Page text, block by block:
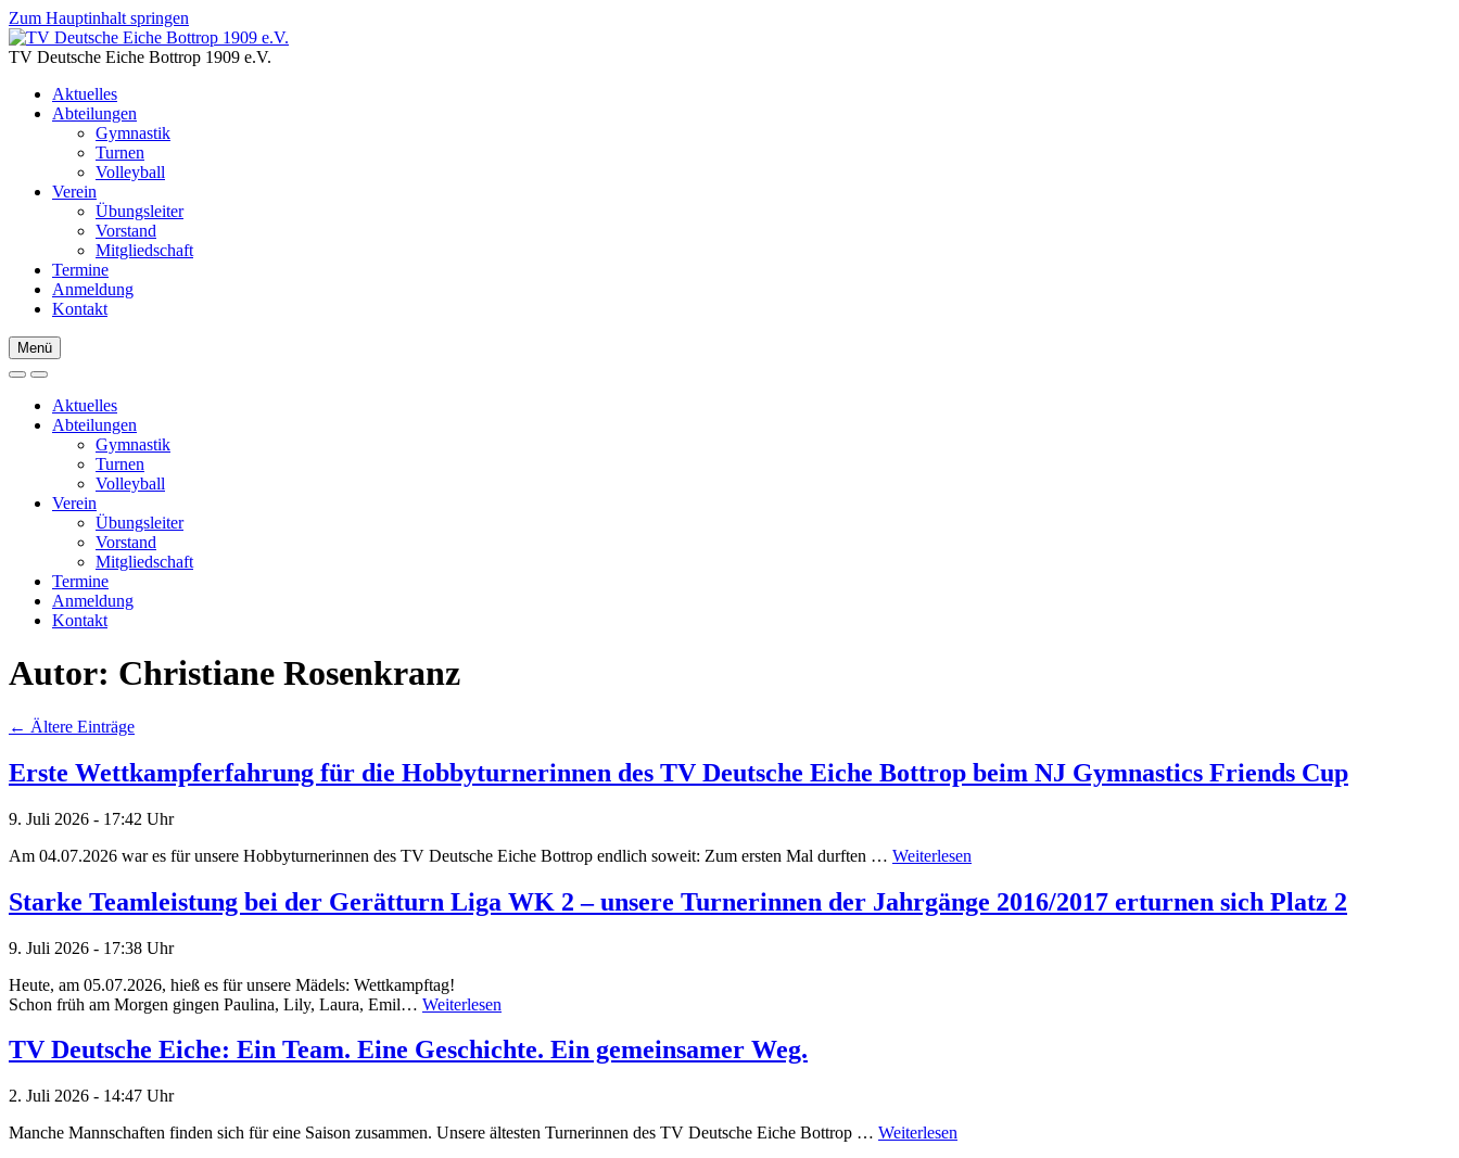
Zum Hauptinhalt springen
TV Deutsche Eiche Bottrop 1909 e.V.
Aktuelles
Abteilungen
Gymnastik
Turnen
Volleyball
Verein
Übungsleiter
Vorstand
Mitgliedschaft
Termine
Anmeldung
Kontakt
Menü
Aktuelles
Abteilungen
Gymnastik
Turnen
Volleyball
Verein
Übungsleiter
Vorstand
Mitgliedschaft
Termine
Anmeldung
Kontakt
Autor: Christiane Rosenkranz
← Ältere Einträge
Erste Wettkampferfahrung für die Hobbyturnerinnen des TV Deutsche Eiche Bottrop beim NJ Gymnastics Friends Cup
9. Juli 2026 - 17:42 Uhr
Am 04.07.2026 war es für unsere Hobbyturnerinnen des TV Deutsche Eiche Bottrop endlich soweit: Zum ersten Mal durften … Weiterlesen
Starke Teamleistung bei der Gerätturn Liga WK 2 – unsere Turnerinnen der Jahrgänge 2016/2017 erturnen sich Platz 2
9. Juli 2026 - 17:38 Uhr
Heute, am 05.07.2026, hieß es für unsere Mädels: Wettkampftag!
Schon früh am Morgen gingen Paulina, Lily, Laura, Emil… Weiterlesen
TV Deutsche Eiche: Ein Team. Eine Geschichte. Ein gemeinsamer Weg.
2. Juli 2026 - 14:47 Uhr
Manche Mannschaften finden sich für eine Saison zusammen. Unsere ältesten Turnerinnen des TV Deutsche Eiche Bottrop … Weiterlesen